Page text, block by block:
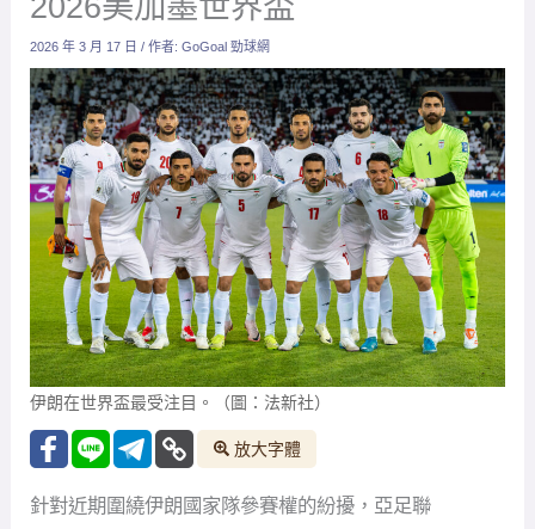
2026 年 3 月 17 日/ 作者:GoGoal 勁球網
伊朗在世界盃最受注目。（圖：法新社）
放大字體
針對近期圍繞伊朗國家隊參賽權的紛擾，亞足聯